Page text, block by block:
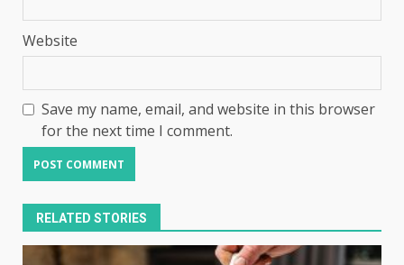
Website
Save my name, email, and website in this browser
for the next time I comment.
RELATED STORIES